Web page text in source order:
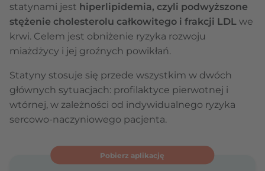
statynami jest hiperlipidemia, czyli podwyższone
stężenie cholesterolu całkowitego i frakcji LDL we
krwi. Celem jest obniżenie ryzyka rozwoju
miażdżycy i jej groźnych powikłań.
Statyny stosuje się przede wszystkim w dwóch
głównych sytuacjach: profilaktyce pierwotnej i
wtórnej, w zależności od indywidualnego ryzyka
sercowo-naczyniowego pacjenta.
Pobierz aplikację